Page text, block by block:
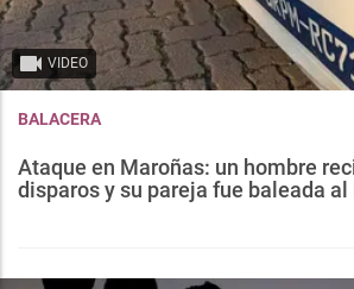
VIDEO
BALACERA
Ataque en Maroñas: un hombre
disparos y su pareja fue baleada